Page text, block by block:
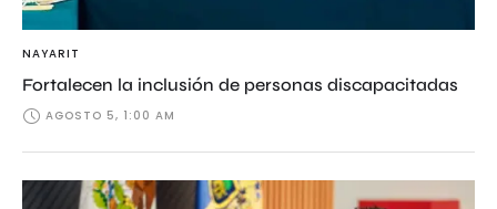
NAYARIT
Fortalecen la inclusión de personas discapacitadas
AGOSTO 5, 1:00 AM